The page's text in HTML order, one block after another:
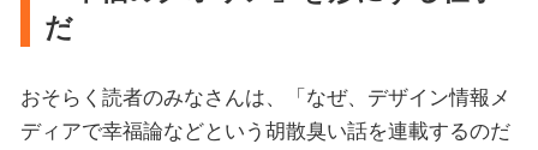
だ
おそらく読者のみなさんは、「なぜ、デザイン情報メ
ディアで幸福論などという胡散臭い話を連載するのだ